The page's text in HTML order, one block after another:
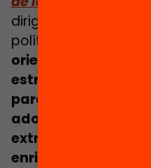
dirigido a
política local que
orientaciones que
estructurar una
para impulsar la
adolescentes en
extraescolares de
enriquecedores